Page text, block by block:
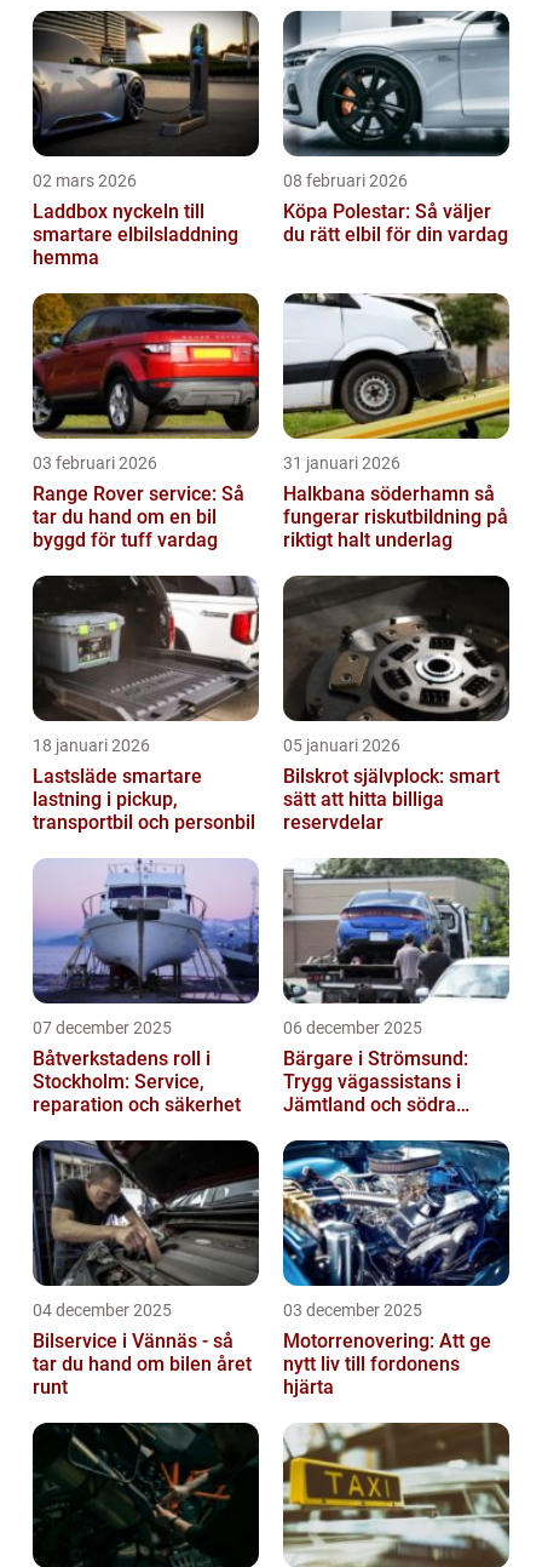
02 mars 2026
Laddbox nyckeln till
smartare elbilsladdning
hemma
08 februari 2026
Köpa Polestar: Så väljer
du rätt elbil för din vardag
03 februari 2026
Range Rover service: Så
tar du hand om en bil
byggd för tuff vardag
31 januari 2026
Halkbana söderhamn så
fungerar riskutbildning på
riktigt halt underlag
18 januari 2026
Lastsläde smartare
lastning i pickup,
transportbil och personbil
05 januari 2026
Bilskrot självplock: smart
sätt att hitta billiga
reservdelar
07 december 2025
Båtverkstadens roll i
Stockholm: Service,
reparation och säkerhet
06 december 2025
Bärgare i Strömsund:
Trygg vägassistans i
Jämtland och södra
04 december 2025
Bilservice i Vännäs - så
tar du hand om bilen året
runt
03 december 2025
Motorrenovering: Att ge
nytt liv till fordonens
hjärta